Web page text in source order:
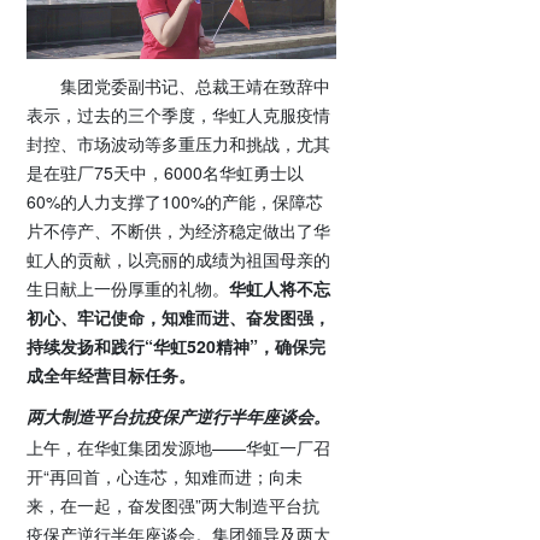
集团党委副书记、总裁王靖在致辞中
表示，过去的三个季度，华虹人克服疫情
封控、市场波动等多重压力和挑战，尤其
是在驻厂75天中，6000名华虹勇士以
60%的人力支撑了100%的产能，保障芯
片不停产、不断供，为经济稳定做出了华
虹人的贡献，以亮丽的成绩为祖国母亲的
生日献上一份厚重的礼物。华虹人将不忘
初心、牢记使命，知难而进、奋发图强，
持续发扬和践行“华虹520精神”，确保完
成全年经营目标任务。
两大制造平台抗疫保产逆行半年座谈会。
上午，在华虹集团发源地——华虹一厂召
开“再回首，心连芯，知难而进；向未
来，在一起，奋发图强”两大制造平台抗
疫保产逆行半年座谈会。集团领导及两大